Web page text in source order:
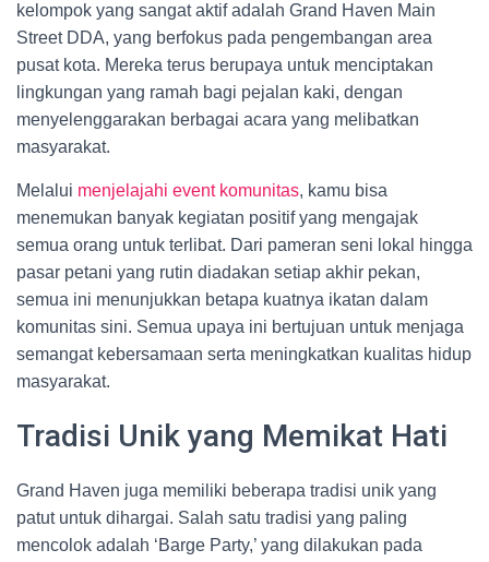
kelompok yang sangat aktif adalah Grand Haven Main
Street DDA, yang berfokus pada pengembangan area
pusat kota. Mereka terus berupaya untuk menciptakan
lingkungan yang ramah bagi pejalan kaki, dengan
menyelenggarakan berbagai acara yang melibatkan
masyarakat.
Melalui menjelajahi event komunitas, kamu bisa
menemukan banyak kegiatan positif yang mengajak
semua orang untuk terlibat. Dari pameran seni lokal hingga
pasar petani yang rutin diadakan setiap akhir pekan,
semua ini menunjukkan betapa kuatnya ikatan dalam
komunitas sini. Semua upaya ini bertujuan untuk menjaga
semangat kebersamaan serta meningkatkan kualitas hidup
masyarakat.
Tradisi Unik yang Memikat Hati
Grand Haven juga memiliki beberapa tradisi unik yang
patut untuk dihargai. Salah satu tradisi yang paling
mencolok adalah ‘Barge Party,’ yang dilakukan pada